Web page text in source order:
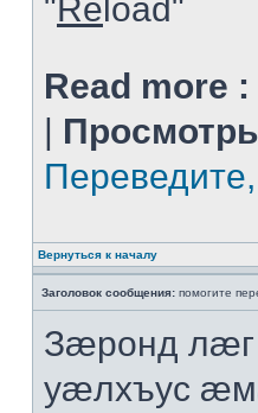
"Reload"
Read more :
|
Вернуться к началу
Заголовок сообщения: помогите
Зæронд
уæлхъус